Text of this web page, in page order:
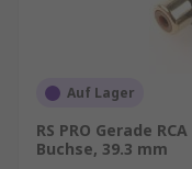
Auf Lager
RS PRO Gerade
Buchse, 39.3 mm